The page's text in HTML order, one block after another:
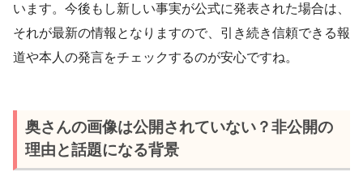
います。今後もし新しい事実が公式に発表された場合は、
それが最新の情報となりますので、引き続き信頼できる報
道や本人の発言をチェックするのが安心ですね。
奥さんの画像は公開されていない？非公開の
理由と話題になる背景